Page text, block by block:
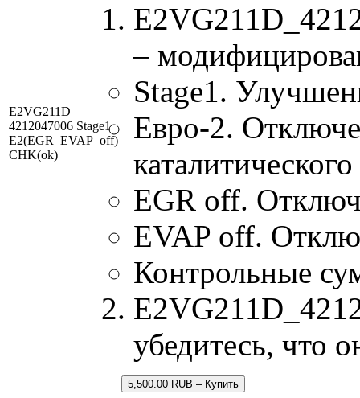
E2VG211D
4212047006 Stage1
E2(EGR_EVAP_off)
CHK(ok)
–
Stage1.
Евро-2.
EGR off.
EVAP off.
Контрольные
убедитесь, что
5,500.00 RUB – Купить